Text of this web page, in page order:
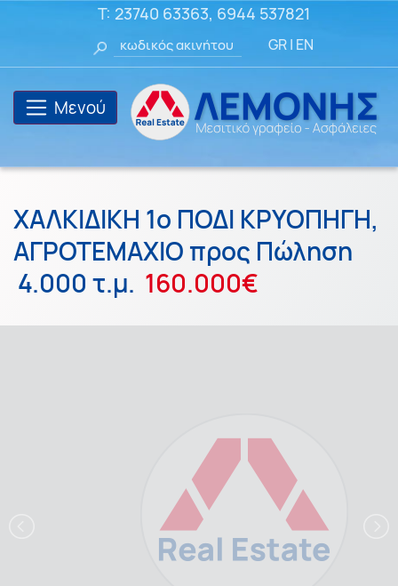
T: 23740 63363, 6944 537821
GR| EN
Μενού
ΧΑΛΚΙΔΙΚΗ 1ο ΠΟΔΙ ΚΡΥΟΠΗΓΗ,
ΑΓΡΟΤΕΜΑΧΙΟ προς Πώληση
4.000 τ.μ. 160.000€